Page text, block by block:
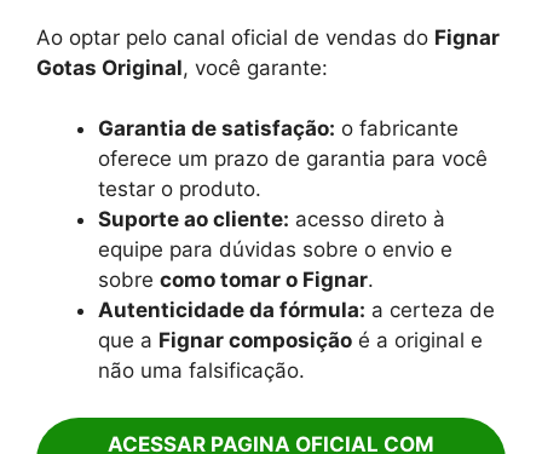
Ao optar pelo canal oficial de vendas do Fignar
Gotas Original, você garante:
Garantia de satisfação: o fabricante
oferece um prazo de garantia para você
testar o produto.
Suporte ao cliente: acesso direto à
equipe para dúvidas sobre o envio e
sobre como tomar o Fignar.
Autenticidade da fórmula: a certeza de
que a Fignar composição é a original e
não uma falsificação.
ACESSAR PAGINA OFICIAL COM